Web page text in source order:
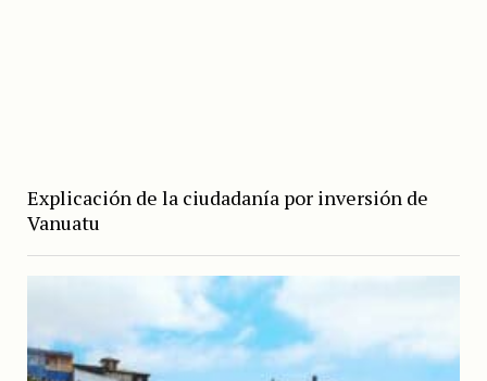
Explicación de la ciudadanía por inversión de
Vanuatu